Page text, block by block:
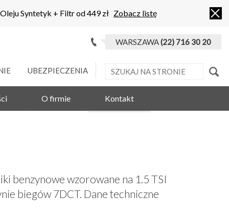
Syntetyk + Filtr od 449 zł Zobacz listę
WARSZAWA(22) 716 30 20
UBEZPIECZENIA
O firmie Kontakt
benzynowe wzorowane na 1.5 TSI
biegów 7DCT. Dane techniczne